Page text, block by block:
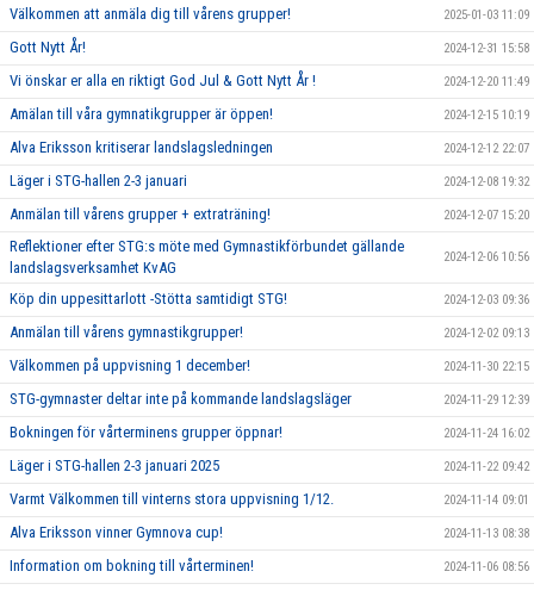
Välkommen att anmäla dig till vårens grupper! 2025-01-03 11:09
Gott Nytt År! 2024-12-31 15:58
Vi önskar er alla en riktigt God Jul & Gott Nytt År ! 2024-12-20 11:49
Amälan till våra gymnatikgrupper är öppen! 2024-12-15 10:19
Alva Eriksson kritiserar landslagsledningen 2024-12-12 22:07
Läger i STG-hallen 2-3 januari 2024-12-08 19:32
Anmälan till vårens grupper + extraträning! 2024-12-07 15:20
Reflektioner efter STG:s möte med Gymnastikförbundet gällande
landslagsverksamhet KvAG
2024-12-06 10:56
Köp din uppesittarlott -Stötta samtidigt STG! 2024-12-03 09:36
Anmälan till vårens gymnastikgrupper! 2024-12-02 09:13
Välkommen på uppvisning 1 december! 2024-11-30 22:15
STG-gymnaster deltar inte på kommande landslagsläger 2024-11-29 12:39
Bokningen för vårterminens grupper öppnar! 2024-11-24 16:02
Läger i STG-hallen 2-3 januari 2025 2024-11-22 09:42
Varmt Välkommen till vinterns stora uppvisning 1/12. 2024-11-14 09:01
Alva Eriksson vinner Gymnova cup! 2024-11-13 08:38
Information om bokning till vårterminen! 2024-11-06 08:56